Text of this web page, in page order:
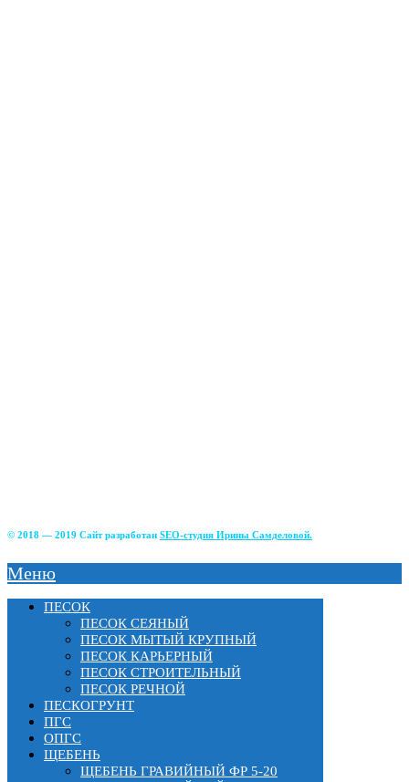
© 2018 — 2019 Сайт разработан SEO-студия Ирины Самделовой.
Меню
ПЕСОК
ПЕСОК СЕЯНЫЙ
ПЕСОК МЫТЫЙ КРУПНЫЙ
ПЕСОК КАРЬЕРНЫЙ
ПЕСОК СТРОИТЕЛЬНЫЙ
ПЕСОК РЕЧНОЙ
ПЕСКОГРУНТ
ПГС
ОПГС
ЩЕБЕНЬ
ЩЕБЕНЬ ГРАВИЙНЫЙ ФР 5-20